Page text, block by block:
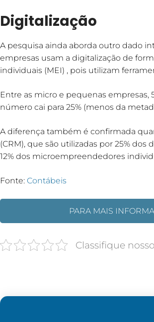
Digitalização
A pesquisa ainda aborda outro dado
empresas usam a digitalização de
individuais (MEI) , pois utilizam
Entre as micro e pequenas empresas,
número cai para 25% (menos da
A diferença também é confirmada
(CRM), que são utilizadas por 25%
12% dos microempreendedores
Fonte: Contábeis
PARA MAIS
Classifique